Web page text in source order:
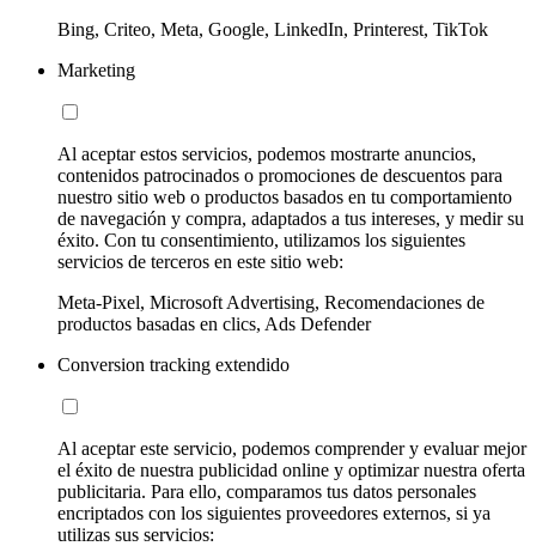
Bing, Criteo, Meta, Google, LinkedIn, Printerest, TikTok
Marketing
Al aceptar estos servicios, podemos mostrarte anuncios,
contenidos patrocinados o promociones de descuentos para
nuestro sitio web o productos basados en tu comportamiento
de navegación y compra, adaptados a tus intereses, y medir su
éxito. Con tu consentimiento, utilizamos los siguientes
servicios de terceros en este sitio web:
Meta-Pixel, Microsoft Advertising, Recomendaciones de
productos basadas en clics, Ads Defender
Conversion tracking extendido
Al aceptar este servicio, podemos comprender y evaluar mejor
el éxito de nuestra publicidad online y optimizar nuestra oferta
publicitaria. Para ello, comparamos tus datos personales
encriptados con los siguientes proveedores externos, si ya
utilizas sus servicios: